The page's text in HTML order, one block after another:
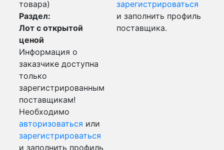
товара)
Раздел:
Лот с открытой
ценой
Информация о
заказчике доступна
только
зарегистрированным
поставщикам!
Необходимо
авторизоваться или
зарегистрироваться
и заполнить профиль
зарегистрироваться
и заполнить профиль
поставщика.